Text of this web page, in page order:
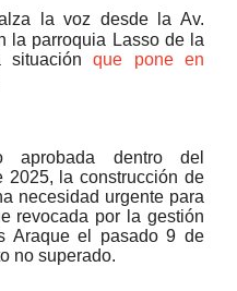
la voz desde la Av.
la parroquia Lasso de la
situaciónque pone en
dentro del
2025, la construcción de
necesidad urgente para
revocada por la gestión
Araque el pasado 9 de
no superado.